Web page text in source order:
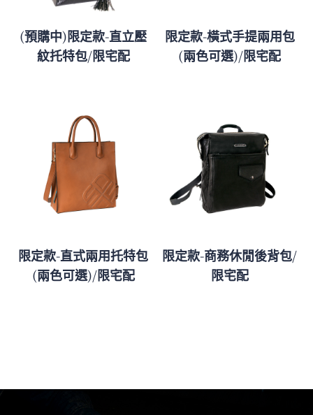
(預購中)限定款-直立壓
紋托特包/限宅配
限定款-橫式手提兩用包
(兩色可選)/限宅配
限定款-直式兩用托特包
(兩色可選)/限宅配
限定款-商務休閒後背包/
限宅配